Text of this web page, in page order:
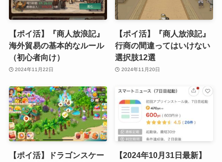
【ポイ活】『商人放浪記』
海外貿易の基本的なルール
（初心者向け）
2024年11月22日
【ポイ活】『商人放浪記』
行商の間違ってはいけない
選択肢12選
2024年11月20日
【ポイ活】ドラゴンスケー
【2024年10月31日最新】